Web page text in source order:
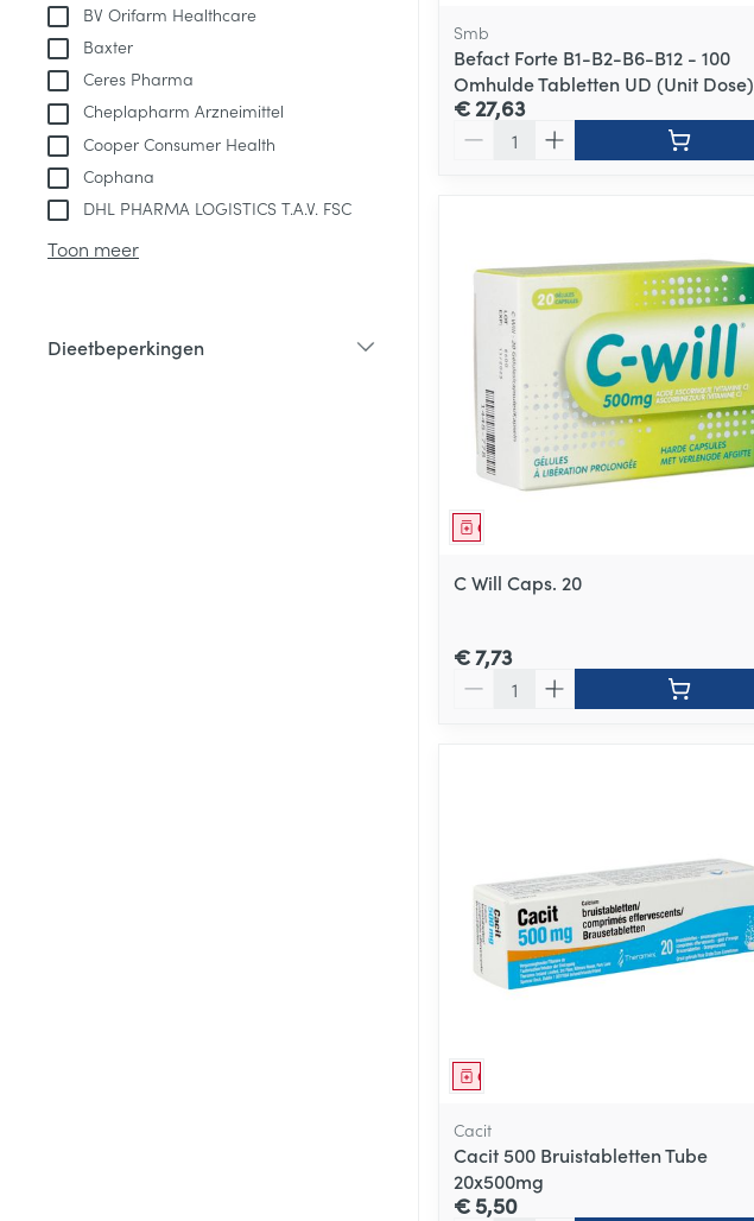
BV Orifarm Healthcare
Baxter
Ceres Pharma
Cheplapharm Arzneimittel
Cooper Consumer Health
Cophana
DHL PHARMA LOGISTICS T.A.V. FSC
Toon meer
Dieetbeperkingen
Smb
Befact Forte B1-B2-B6-B12 - 100
Omhulde Tabletten UD (Unit Dose)
€ 27,63
Geneesmiddel
C Will Caps. 20
€ 7,73
Geneesmiddel
Cacit
Cacit 500 Bruistabletten Tube
20x500mg
€ 5,50